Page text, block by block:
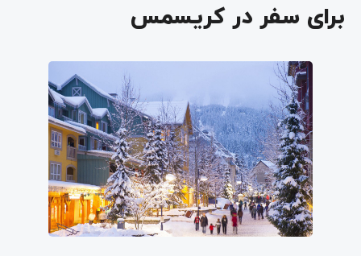
برای سفر در کریسمس